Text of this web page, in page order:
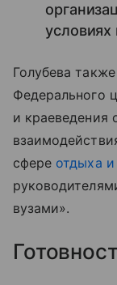
Голубева
Федерального
и краеведения
сфере отдыха
вузами».